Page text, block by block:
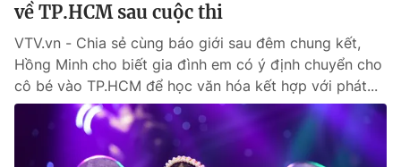
về TP.HCM sau cuộc thi
VTV.vn - Chia sẻ cùng báo giới sau đêm chung kết,
Hồng Minh cho biết gia đình em có ý định chuyển cho
cô bé vào TP.HCM để học văn hóa kết hợp với phát...